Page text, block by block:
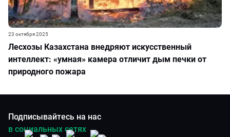
Лесхозы Казахстана внедряют искусственный
интеллект: «умная» камера отличит дым печки от
природного пожара
23 октября 2025
Подписывайтесь на нас
в социальных сетях